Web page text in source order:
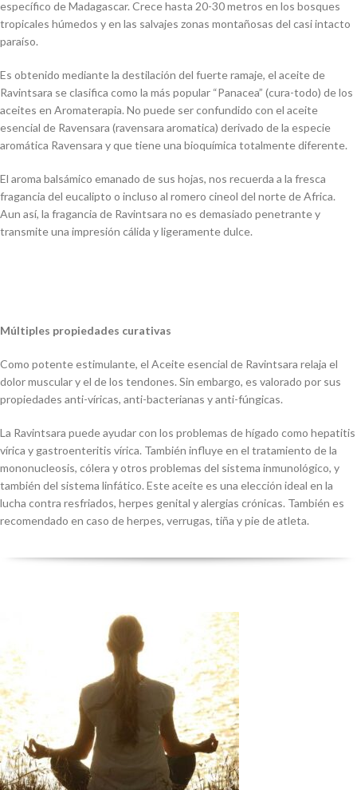
específico de Madagascar. Crece hasta 20-30 metros en los bosques
tropicales húmedos y en las salvajes zonas montañosas del casi intacto
paraíso.
Es obtenido mediante la destilación del fuerte ramaje, el aceite de
Ravintsara se clasifica como la más popular “Panacea” (cura-todo) de los
aceites en Aromaterapia. No puede ser confundido con el aceite
esencial de Ravensara (ravensara aromatica) derivado de la especie
aromática Ravensara y que tiene una bioquímica totalmente diferente.
El aroma balsámico emanado de sus hojas, nos recuerda a la fresca
fragancia del eucalipto o incluso al romero cineol del norte de Africa.
Aun así, la fragancia de Ravintsara no es demasiado penetrante y
transmite una impresión cálida y ligeramente dulce.
Múltiples propiedades curativas
Como potente estimulante, el Aceite esencial de Ravintsara relaja el
dolor muscular y el de los tendones. Sin embargo, es valorado por sus
propiedades anti-víricas, anti-bacterianas y anti-fúngicas.
La Ravintsara puede ayudar con los problemas de hígado como hepatitis
vírica y gastroenteritis vírica. También influye en el tratamiento de la
mononucleosis, cólera y otros problemas del sistema inmunológico, y
también del sistema linfático. Este aceite es una elección ideal en la
lucha contra resfriados, herpes genital y alergias crónicas. También es
recomendado en caso de herpes, verrugas, tiña y pie de atleta.